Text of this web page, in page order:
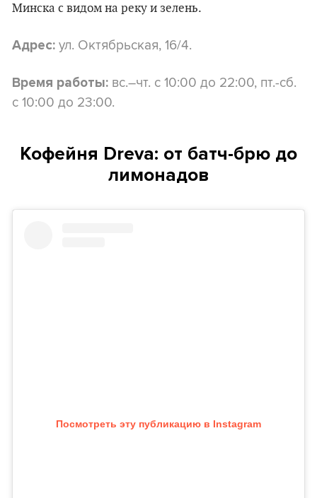
Минска с видом на реку и зелень.
Адрес: ул. Октябрьская, 16/4.
Время работы: вс.–чт. с 10:00 до 22:00, пт.-сб.
с 10:00 до 23:00.
Кофейня Dreva: от батч-брю до
лимонадов
Посмотреть эту публикацию в Instagram